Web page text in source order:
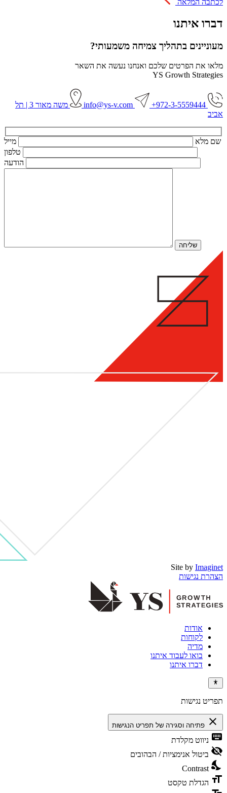
לכתבה המלאה
דברו איתנו
מעוניינים בתהליך צמיחה משמעותי?
מלאו את הפרטים שלכם ואנחנו נעשה את השאר
YS Growth Strategies
info@ys-v.com
משה מאור 3 | תל
אביב
שם מלא
מייל
טלפון
הודעה
Site by Imaginet
הצהרת נגישות
אודות
לקוחות
מדיה
בואו לעבוד איתנו
דברו איתנו
תפריט נגישות
close פתיחה וסגירה של תפריט הנגישות
keyboard ניווט מקלדת
visibility_off ביטול אנימציות / הבהובים
nights_stay
Contrast
format_size הגדלת טקסט